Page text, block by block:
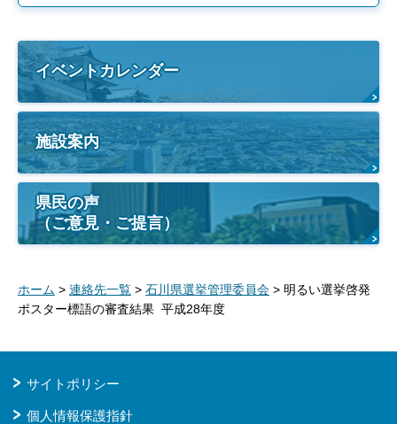
イベントカレンダー
施設案内
県民の声
（ご意見・ご提言）
ホーム > 連絡先一覧 > 石川県選挙管理委員会 > 明るい選挙啓発
ポスター標語の審査結果 平成28年度
サイトポリシー
個人情報保護指針